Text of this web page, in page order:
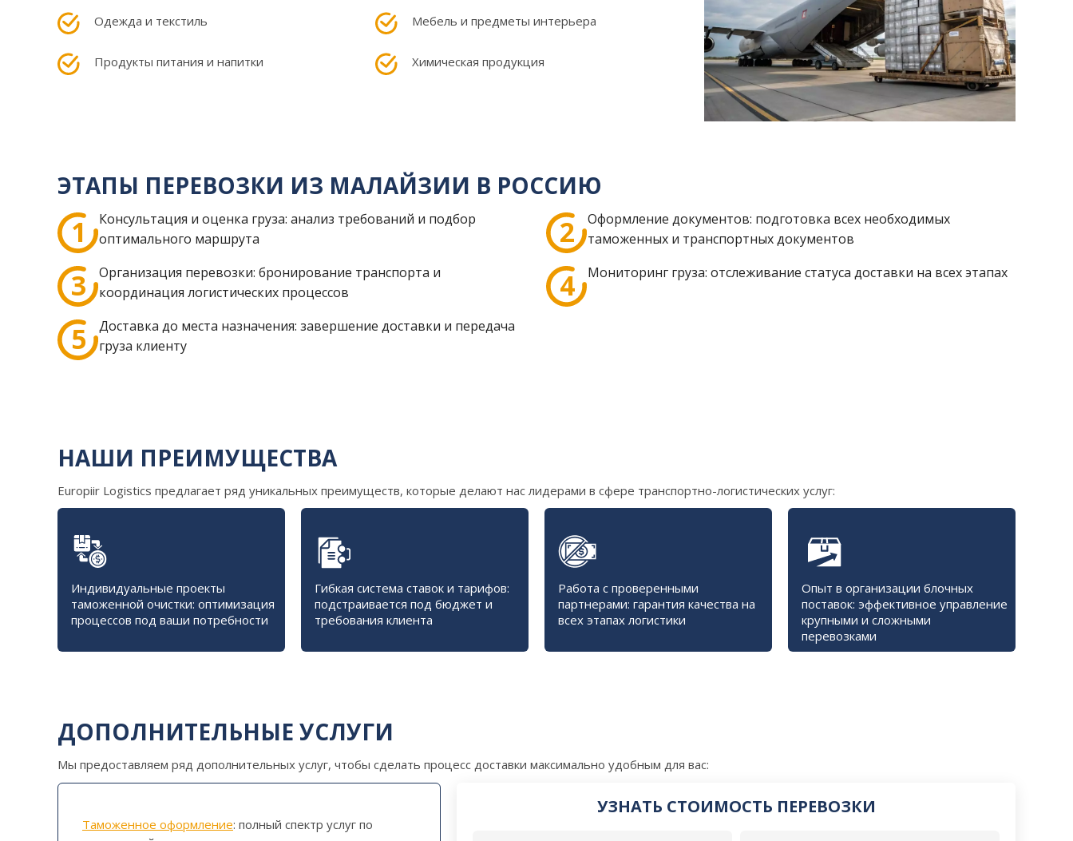
Одежда и текстиль
Продукты питания и напитки
Мебель и предметы интерьера
Химическая продукция
ЭТАПЫ ПЕРЕВОЗКИ ИЗ МАЛАЙЗИИ В РОССИЮ
Консультация и оценка груза: анализ требований и подбор
оптимального маршрута
Оформление документов: подготовка всех необходимых
таможенных и транспортных документов
Организация перевозки: бронирование транспорта и
координация логистических процессов
Мониторинг груза: отслеживание статуса доставки на всех этапах
Доставка до места назначения: завершение доставки и передача
груза клиенту
НАШИ ПРЕИМУЩЕСТВА
Europiir Logistics предлагает ряд уникальных преимуществ, которые делают нас лидерами в сфере транспортно-логистических услуг:
Индивидуальные проекты
таможенной очистки: оптимизация
процессов под ваши потребности
Гибкая система ставок и тарифов:
подстраивается под бюджет и
требования клиента
Работа с проверенными
партнерами: гарантия качества на
всех этапах логистики
Опыт в организации блочных
поставок: эффективное управление
крупными и сложными
перевозками
ДОПОЛНИТЕЛЬНЫЕ УСЛУГИ
Мы предоставляем ряд дополнительных услуг, чтобы сделать процесс доставки максимально удобным для вас:
Таможенное оформление: полный спектр услуг по
УЗНАТЬ СТОИМОСТЬ ПЕРЕВОЗКИ